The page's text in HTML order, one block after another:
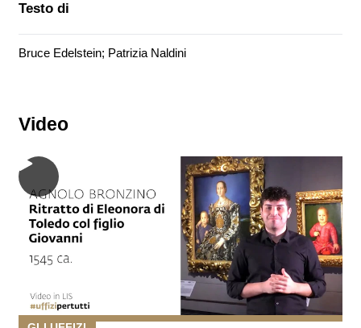
Testo di
Bruce Edelstein; Patrizia Naldini
Video